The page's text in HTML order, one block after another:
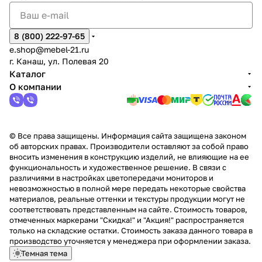
8 (800) 222-97-65
e.shop@mebel-21.ru
г. Канаш, ул. Полевая 20
Каталог
О компании
© Все права защищены. Информация сайта защищена законом
об авторских правах. Производители оставляют за собой право
вносить изменения в конструкцию изделий, не влияющие на ее
функциональность и художественное решение. В связи с
различиями в настройках цветопередачи мониторов и
невозможностью в полной мере передать некоторые свойства
материалов, реальные оттенки и текстуры продукции могут не
соответствовать представленным на сайте. Стоимость товаров,
отмеченных маркерами "Скидка!" и "Акция!" распространяется
только на складские остатки. Стоимость заказа данного товара в
производство уточняется у менеджера при оформлении заказа.
Темная тема